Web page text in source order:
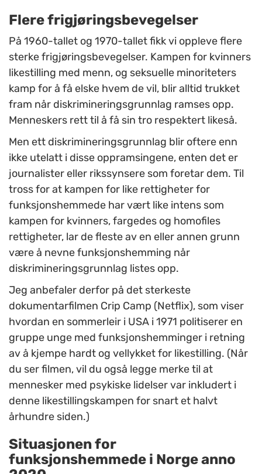
Flere frigjøringsbevegelser
På 1960-tallet og 1970-tallet fikk vi oppleve flere
sterke frigjøringsbevegelser. Kampen for kvinners
likestilling med menn, og seksuelle minoriteters
kamp for å få elske hvem de vil, blir alltid trukket
fram når diskrimineringsgrunnlag ramses opp.
Menneskers rett til å få sin tro respektert likeså.
Men ett diskrimineringsgrunnlag blir oftere enn
ikke utelatt i disse oppramsingene, enten det er
journalister eller rikssynsere som foretar dem. Til
tross for at kampen for like rettigheter for
funksjonshemmede har vært like intens som
kampen for kvinners, fargedes og homofiles
rettigheter, lar de fleste av en eller annen grunn
være å nevne funksjonshemming når
diskrimineringsgrunnlag listes opp.
Jeg anbefaler derfor på det sterkeste
dokumentarfilmen Crip Camp (Netflix), som viser
hvordan en sommerleir i USA i 1971 politiserer en
gruppe unge med funksjonshemminger i retning
av å kjempe hardt og vellykket for likestilling. (Når
du ser filmen, vil du også legge merke til at
mennesker med psykiske lidelser var inkludert i
denne likestillingskampen for snart et halvt
århundre siden.)
Situasjonen for
funksjonshemmede i Norge anno